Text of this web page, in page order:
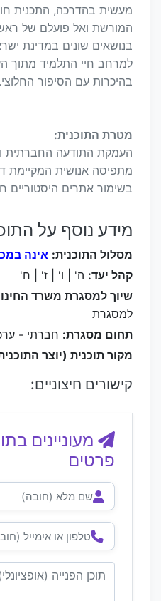
מעשית בהדרכה, התכנית
המורשת ואל פועלם של
בנושאים שונים במדינת
למרחב חיי התלמיד מתוך
בהיכרות עם הסיפור החלוצי.
מטרת התוכנית:
העמקת התודעה החברתית
מתפיסה אנושית המקיימת
בשימור אתרים
מידע נוסף על
מסלול התוכנית: אינה
קהל יעד: ה' | ו' | ז' | ח'
שיוך למסגרת משרד
למסגרת
תחום מסגרת: חברתי -
מקור תוכנית (יוצר
קישורים חיצוניים:
מעוניינים
פרטים